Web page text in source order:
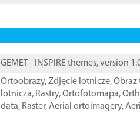
GEMET - INSPIRE themes, version
Ortoobrazy,Zdjęcie lotnicze,Obraz
lotnicza, Rastry,Ortofotomapa,
data, Raster,Aerial ortoimagery,